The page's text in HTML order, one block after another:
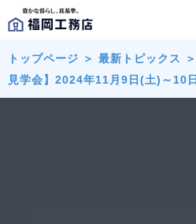
トップページ ＞ 最新トピックス ＞
見学会】2024年11月9日(土)～10